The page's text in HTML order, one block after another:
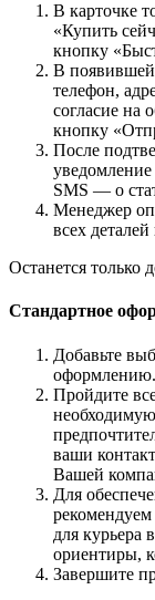
В карточке
«Купить
кнопку
В
телефон,
согласие на
кнопку
После
SMS — о
Менеджер
всех деталей
Останется только
Стандартное
Добавьте
оформлению.
Пройдите
ваши
Вашей
Для
для курьера
ориентиры,
Завершите